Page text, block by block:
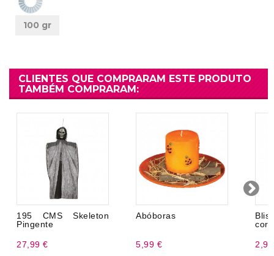
100 gr
CLIENTES QUE COMPRARAM ESTE PRODUTO
TAMBÉM COMPRARAM:
195 CMS Skeleton
Pingente
27,99 €
Abóboras
5,99 €